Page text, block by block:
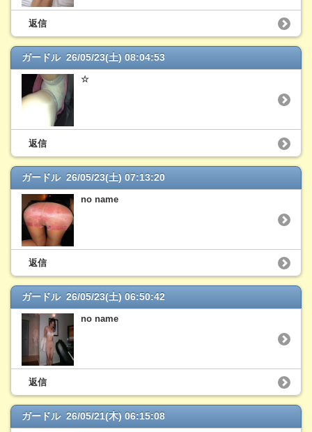
返信
ガードル 26/05/23(土) 08:04:53
☆
返信
ガードル 26/05/23(土) 07:13:20
no name
返信
ガードル 26/05/23(土) 06:50:42
no name
返信
ガードル 26/05/21(木) 06:15:08